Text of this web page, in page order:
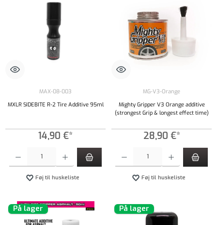
MAX-08-003
MXLR SIDEBITE R-2 Tire Additive 95ml
14,90 €*
Føj til huskeliste
MG-V3-Orange
Mighty Gripper V3 Orange additive
(strongest Grip & longest effect time)
28,90 €*
Føj til huskeliste
På lager På lager